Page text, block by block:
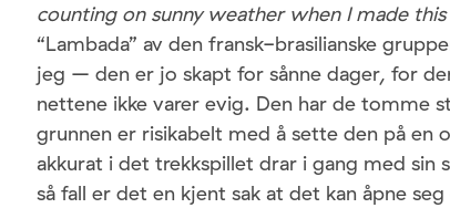
counting on sunny weather when I made this
“Lambada” av den fransk-brasilianske
jeg – den er jo skapt for sånne dager, for
nettene ikke varer evig. Den har de tomme
grunnen er risikabelt med å sette den på en
akkurat i det trekkspillet drar i gang med
så fall er det en kjent sak at det kan åpne